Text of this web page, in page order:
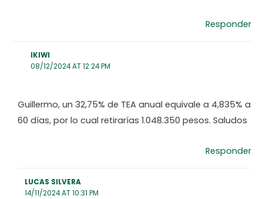
Responder
IKIWI
08/12/2024 AT 12:24 PM
Guillermo, un 32,75% de TEA anual equivale a 4,835% a
60 días, por lo cual retirarías 1.048.350 pesos. Saludos
Responder
LUCAS SILVERA
14/11/2024 AT 10:31 PM